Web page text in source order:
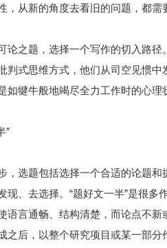
，从新的角度去看旧的问题，都
论之题，选择一个写作的切入路
判式思维方式，他们从司空见惯
如犍牛般地竭尽全力工作时的心理
”
，选题包括选择一个合适的论题
现、去选择。“题好文一半”是很
语言通畅、结构清楚，而论点不
之后，以整个研究项目或某一部